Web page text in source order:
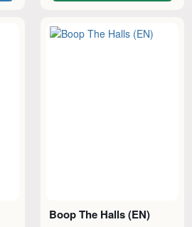
Boop The Halls (EN)